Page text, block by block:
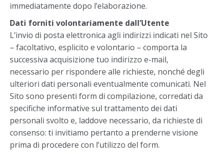
immediatamente dopo l’elaborazione.
Dati forniti volontariamente dall’Utente
L’invio di posta elettronica agli indirizzi indicati nel Sito
– facoltativo, esplicito e volontario – comporta la
successiva acquisizione tuo indirizzo e-mail,
necessario per rispondere alle richieste, nonché degli
ulteriori dati personali eventualmente comunicati. Nel
Sito sono presenti form di compilazione, corredati da
specifiche informative sul trattamento dei dati
personali svolto e, laddove necessario, da richieste di
consenso: ti invitiamo pertanto a prenderne visione
prima di procedere con l’utilizzo del form.